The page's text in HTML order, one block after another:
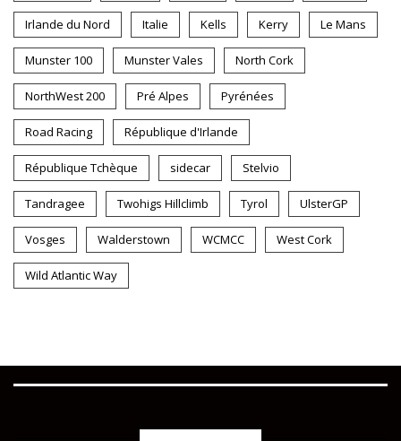
Irlande du Nord Italie Kells Kerry Le Mans
Munster 100 Munster Vales North Cork
NorthWest 200 Pré Alpes Pyrénées
Road Racing République d'Irlande
République Tchèque sidecar Stelvio
Tandragee Twohigs Hillclimb Tyrol UlsterGP
Vosges Walderstown WCMCC West Cork
Wild Atlantic Way